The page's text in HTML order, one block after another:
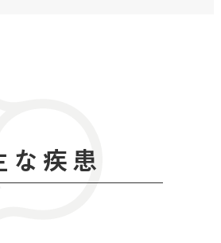
な疾患